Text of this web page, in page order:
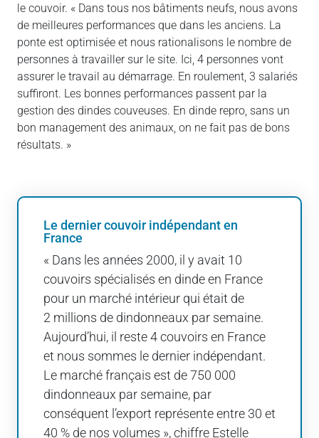
le couvoir. « Dans tous nos bâtiments neufs, nous avons
de meilleures performances que dans les anciens. La
ponte est optimisée et nous rationalisons le nombre de
personnes à travailler sur le site. Ici, 4 personnes vont
assurer le travail au démarrage. En roulement, 3 salariés
suffiront. Les bonnes performances passent par la
gestion des dindes couveuses. En dinde repro, sans un
bon management des animaux, on ne fait pas de bons
résultats. »
Le dernier couvoir indépendant en
France
« Dans les années 2000, il y avait 10
couvoirs spécialisés en dinde en France
pour un marché intérieur qui était de
2 millions de dindonneaux par semaine.
Aujourd’hui, il reste 4 couvoirs en France
et nous sommes le dernier indépendant.
Le marché français est de 750 000
dindonneaux par semaine, par
conséquent l’export représente entre 30 et
40 % de nos volumes », chiffre Estelle